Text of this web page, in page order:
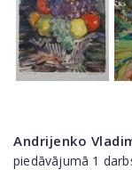
Andrijenko
piedāvājumā 1